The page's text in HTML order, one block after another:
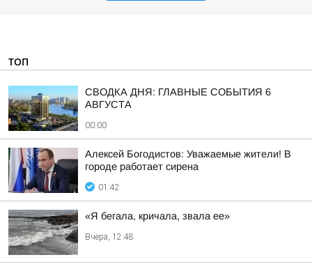
ТОП
СВОДКА ДНЯ: ГЛАВНЫЕ СОБЫТИЯ 6
АВГУСТА
00:00
Алексей Богодистов: Уважаемые жители! В
городе работает сирена
01:42
«Я бегала, кричала, звала ее»
Вчера, 12:48